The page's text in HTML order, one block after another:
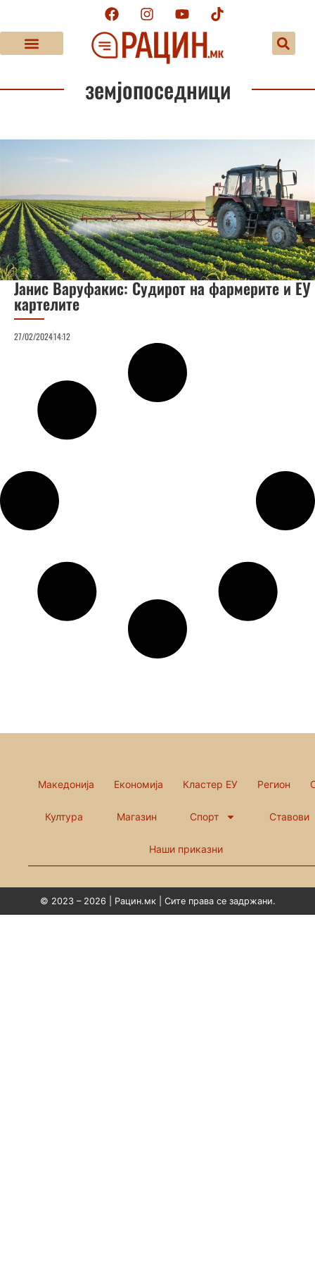
земјопоседници
Јанис Варуфакис: Судирот на фармерите и ЕУ
картелите
27/02/202414:12
Македонија Економија Кластер ЕУ Регион
Култура Магазин Спорт Ставови
Наши приказни
© 2023 – 2026 | Рацин.мк | Сите права се задржани.